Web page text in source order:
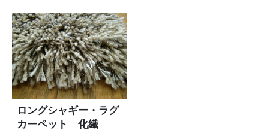
ロングシャギー・ラグ
カーペット 化繊